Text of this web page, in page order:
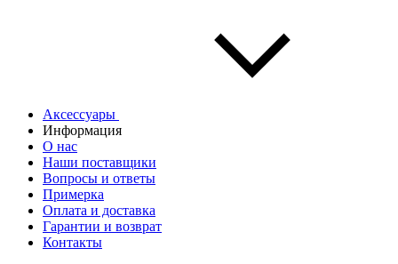
Аксессуары
Информация
О нас
Наши поставщики
Вопросы и ответы
Примерка
Оплата и доставка
Гарантии и возврат
Контакты